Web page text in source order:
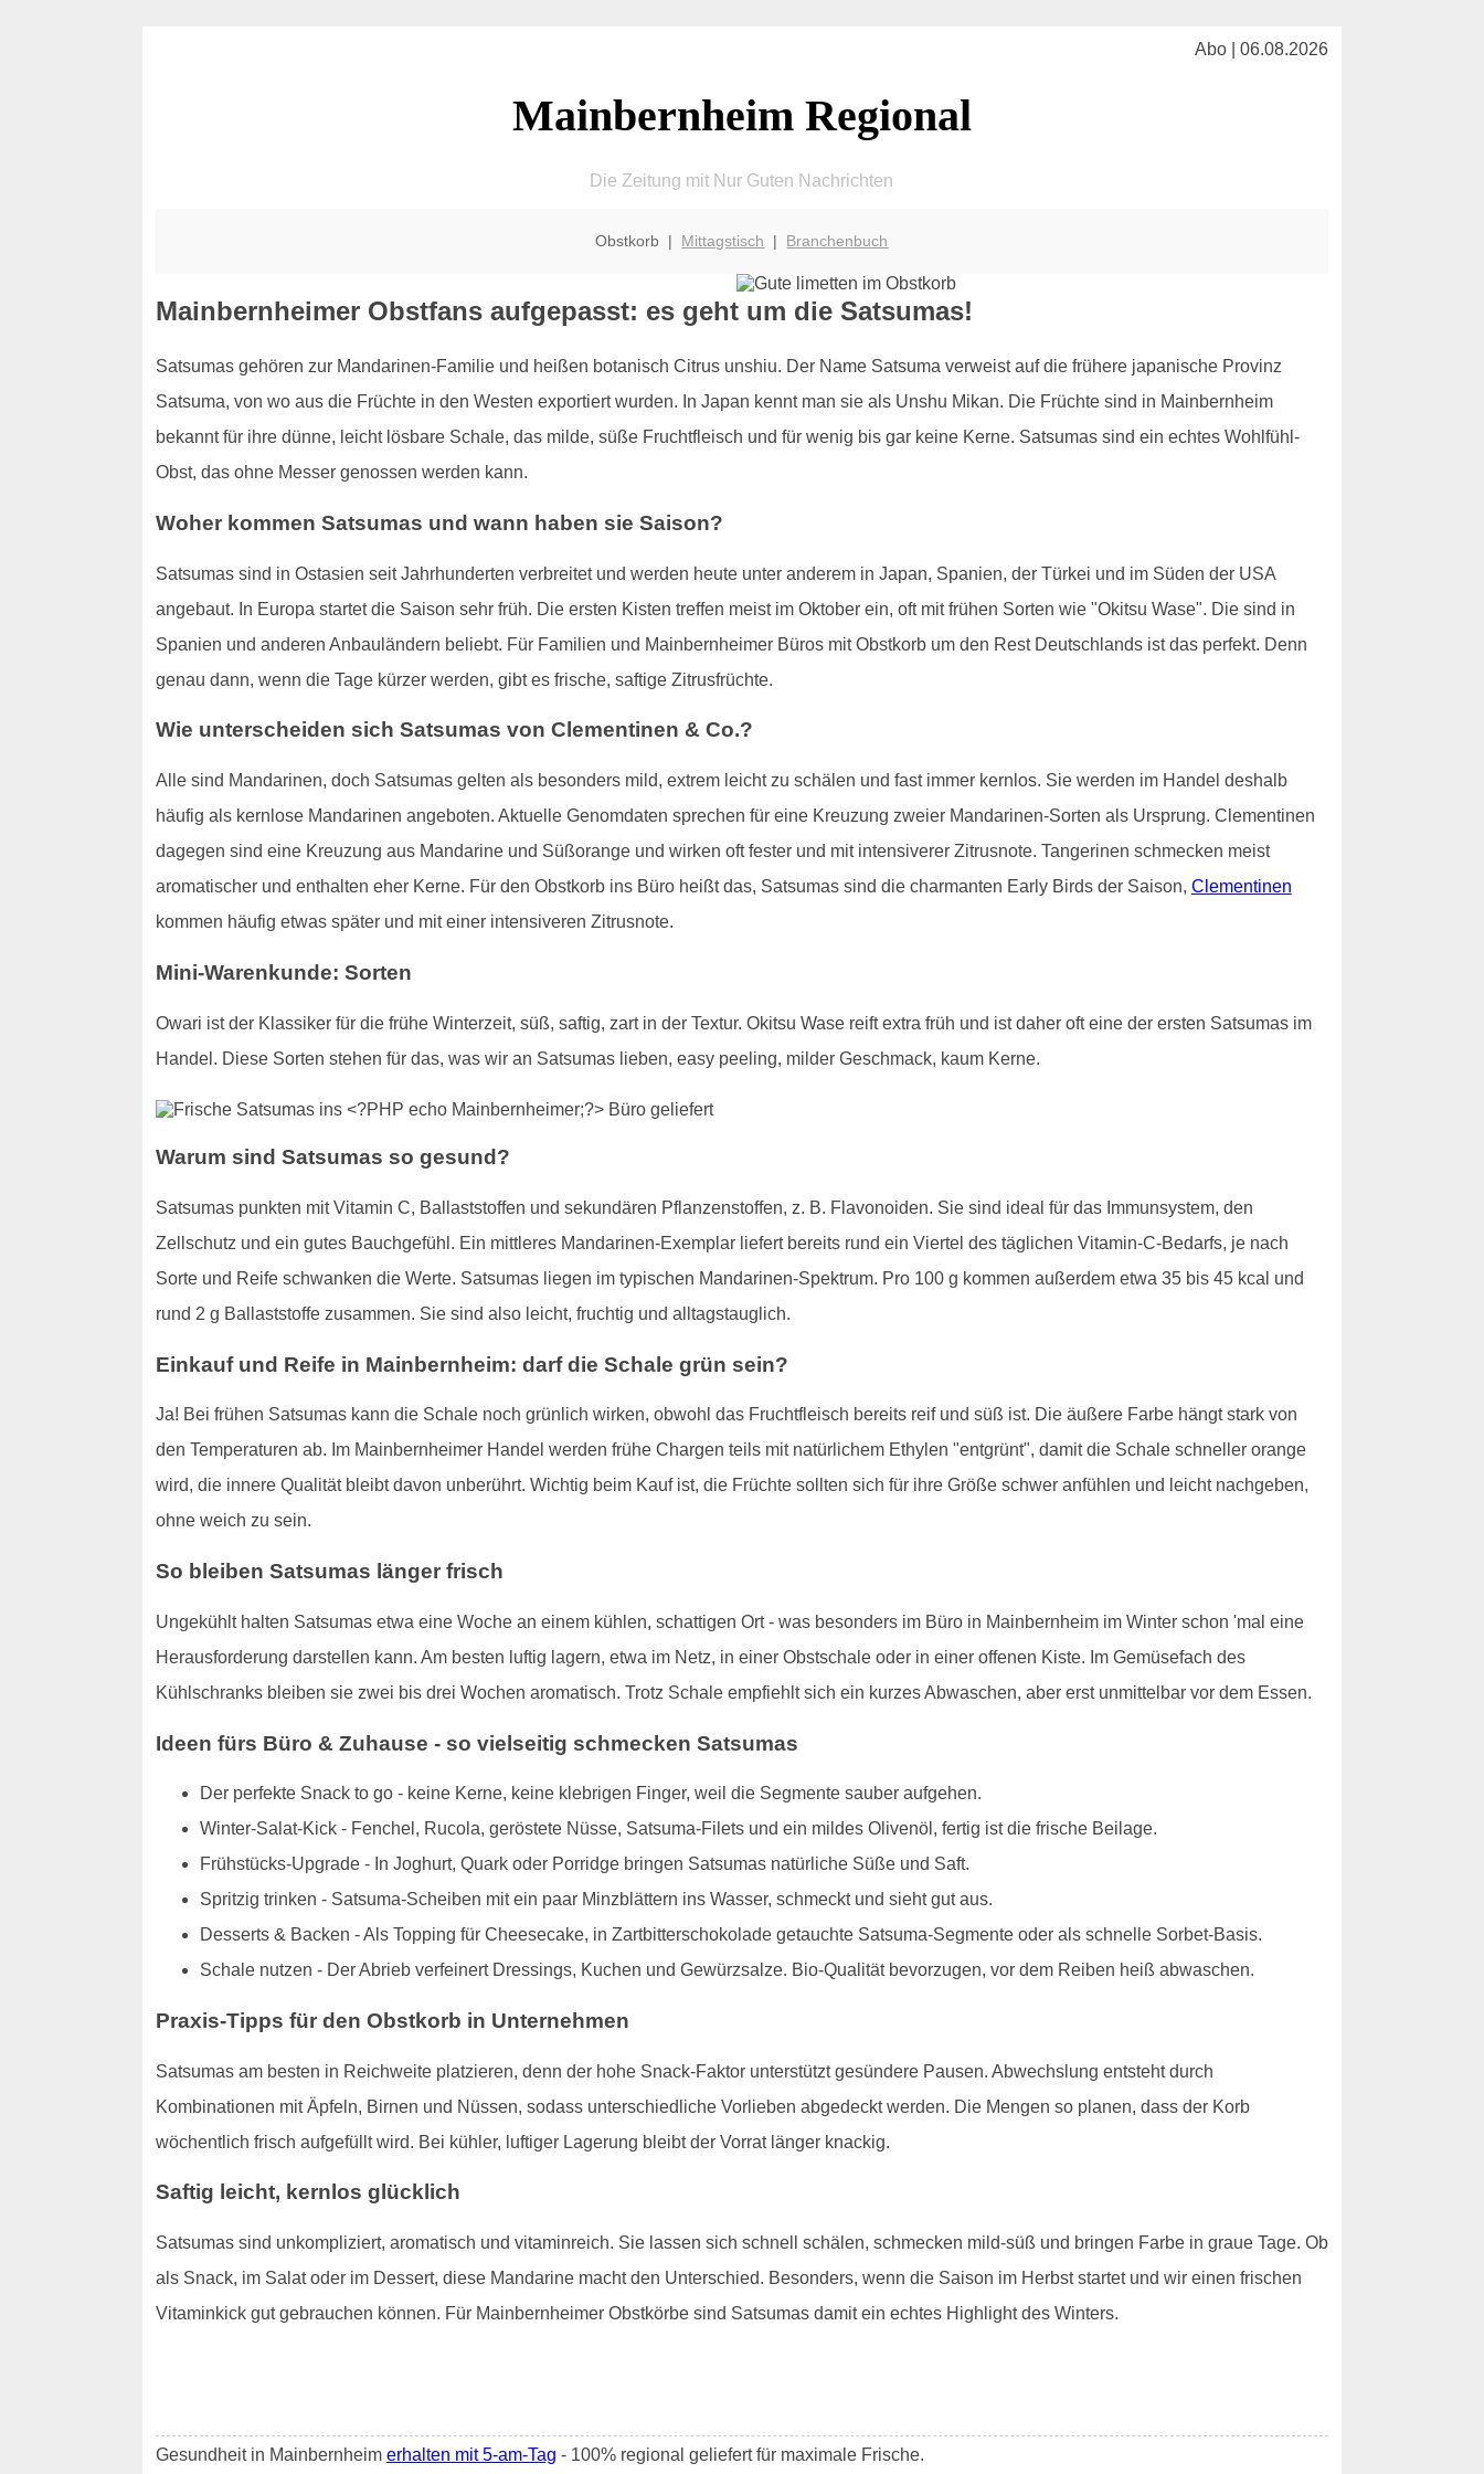
Abo | 06.08.2026
Mainbernheim Regional
Die Zeitung mit Nur Guten Nachrichten
Obstkorb | Mittagstisch | Branchenbuch
Mainbernheimer Obstfans aufgepasst: es geht um die Satsumas!
Satsumas gehören zur Mandarinen-Familie und heißen botanisch Citrus unshiu. Der Name Satsuma verweist auf die frühere japanische Provinz
Satsuma, von wo aus die Früchte in den Westen exportiert wurden. In Japan kennt man sie als Unshu Mikan. Die Früchte sind in Mainbernheim
bekannt für ihre dünne, leicht lösbare Schale, das milde, süße Fruchtfleisch und für wenig bis gar keine Kerne. Satsumas sind ein echtes Wohlfühl-
Obst, das ohne Messer genossen werden kann.
Woher kommen Satsumas und wann haben sie Saison?
Satsumas sind in Ostasien seit Jahrhunderten verbreitet und werden heute unter anderem in Japan, Spanien, der Türkei und im Süden der USA
angebaut. In Europa startet die Saison sehr früh. Die ersten Kisten treffen meist im Oktober ein, oft mit frühen Sorten wie "Okitsu Wase". Die sind in
Spanien und anderen Anbauländern beliebt. Für Familien und Mainbernheimer Büros mit Obstkorb um den Rest Deutschlands ist das perfekt. Denn
genau dann, wenn die Tage kürzer werden, gibt es frische, saftige Zitrusfrüchte.
Wie unterscheiden sich Satsumas von Clementinen & Co.?
Alle sind Mandarinen, doch Satsumas gelten als besonders mild, extrem leicht zu schälen und fast immer kernlos. Sie werden im Handel deshalb
häufig als kernlose Mandarinen angeboten. Aktuelle Genomdaten sprechen für eine Kreuzung zweier Mandarinen-Sorten als Ursprung. Clementinen
dagegen sind eine Kreuzung aus Mandarine und Süßorange und wirken oft fester und mit intensiverer Zitrusnote. Tangerinen schmecken meist
aromatischer und enthalten eher Kerne. Für den Obstkorb ins Büro heißt das, Satsumas sind die charmanten Early Birds der Saison, Clementinen
kommen häufig etwas später und mit einer intensiveren Zitrusnote.
Mini-Warenkunde: Sorten
Owari ist der Klassiker für die frühe Winterzeit, süß, saftig, zart in der Textur. Okitsu Wase reift extra früh und ist daher oft eine der ersten Satsumas im
Handel. Diese Sorten stehen für das, was wir an Satsumas lieben, easy peeling, milder Geschmack, kaum Kerne.
Warum sind Satsumas so gesund?
Satsumas punkten mit Vitamin C, Ballaststoffen und sekundären Pflanzenstoffen, z. B. Flavonoiden. Sie sind ideal für das Immunsystem, den
Zellschutz und ein gutes Bauchgefühl. Ein mittleres Mandarinen-Exemplar liefert bereits rund ein Viertel des täglichen Vitamin-C-Bedarfs, je nach
Sorte und Reife schwanken die Werte. Satsumas liegen im typischen Mandarinen-Spektrum. Pro 100 g kommen außerdem etwa 35 bis 45 kcal und
rund 2 g Ballaststoffe zusammen. Sie sind also leicht, fruchtig und alltagstauglich.
Einkauf und Reife in Mainbernheim: darf die Schale grün sein?
Ja! Bei frühen Satsumas kann die Schale noch grünlich wirken, obwohl das Fruchtfleisch bereits reif und süß ist. Die äußere Farbe hängt stark von
den Temperaturen ab. Im Mainbernheimer Handel werden frühe Chargen teils mit natürlichem Ethylen "entgrünt", damit die Schale schneller orange
wird, die innere Qualität bleibt davon unberührt. Wichtig beim Kauf ist, die Früchte sollten sich für ihre Größe schwer anfühlen und leicht nachgeben,
ohne weich zu sein.
So bleiben Satsumas länger frisch
Ungekühlt halten Satsumas etwa eine Woche an einem kühlen, schattigen Ort - was besonders im Büro in Mainbernheim im Winter schon 'mal eine
Herausforderung darstellen kann. Am besten luftig lagern, etwa im Netz, in einer Obstschale oder in einer offenen Kiste. Im Gemüsefach des
Kühlschranks bleiben sie zwei bis drei Wochen aromatisch. Trotz Schale empfiehlt sich ein kurzes Abwaschen, aber erst unmittelbar vor dem Essen.
Ideen fürs Büro & Zuhause - so vielseitig schmecken Satsumas
Der perfekte Snack to go - keine Kerne, keine klebrigen Finger, weil die Segmente sauber aufgehen.
Winter-Salat-Kick - Fenchel, Rucola, geröstete Nüsse, Satsuma-Filets und ein mildes Olivenöl, fertig ist die frische Beilage.
Frühstücks-Upgrade - In Joghurt, Quark oder Porridge bringen Satsumas natürliche Süße und Saft.
Spritzig trinken - Satsuma-Scheiben mit ein paar Minzblättern ins Wasser, schmeckt und sieht gut aus.
Desserts & Backen - Als Topping für Cheesecake, in Zartbitterschokolade getauchte Satsuma-Segmente oder als schnelle Sorbet-Basis.
Schale nutzen - Der Abrieb verfeinert Dressings, Kuchen und Gewürzsalze. Bio-Qualität bevorzugen, vor dem Reiben heiß abwaschen.
Praxis-Tipps für den Obstkorb in Unternehmen
Satsumas am besten in Reichweite platzieren, denn der hohe Snack-Faktor unterstützt gesündere Pausen. Abwechslung entsteht durch
Kombinationen mit Äpfeln, Birnen und Nüssen, sodass unterschiedliche Vorlieben abgedeckt werden. Die Mengen so planen, dass der Korb
wöchentlich frisch aufgefüllt wird. Bei kühler, luftiger Lagerung bleibt der Vorrat länger knackig.
Saftig leicht, kernlos glücklich
Satsumas sind unkompliziert, aromatisch und vitaminreich. Sie lassen sich schnell schälen, schmecken mild-süß und bringen Farbe in graue Tage. Ob
als Snack, im Salat oder im Dessert, diese Mandarine macht den Unterschied. Besonders, wenn die Saison im Herbst startet und wir einen frischen
Vitaminkick gut gebrauchen können. Für Mainbernheimer Obstkörbe sind Satsumas damit ein echtes Highlight des Winters.
Gesundheit in Mainbernheim erhalten mit 5-am-Tag - 100% regional geliefert für maximale Frische.